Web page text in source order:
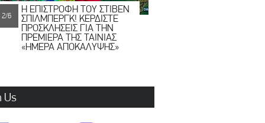
2/6
Η ΕΠΙΣΤΡΟΦΗ ΤΟΥ ΣΤΙΒΕΝ
ΣΠΙΛΜΠΕΡΓΚ! ΚΕΡΔΙΣΤΕ
ΠΡΟΣΚΛΗΣΕΙΣ ΓΙΑ ΤΗΝ
ΠΡΕΜΙΕΡΑ ΤΗΣ ΤΑΙΝΙΑΣ
«ΗΜΕΡΑ ΑΠΟΚΑΛΥΨΗΣ»
Us